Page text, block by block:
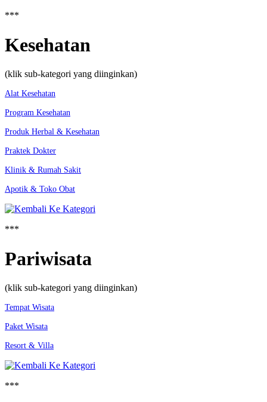
***
Kesehatan
(klik sub-kategori yang diinginkan)
Alat Kesehatan
Program Kesehatan
Produk Herbal & Kesehatan
Praktek Dokter
Klinik & Rumah Sakit
Apotik & Toko Obat
***
Pariwisata
(klik sub-kategori yang diinginkan)
Tempat Wisata
Paket Wisata
Resort & Villa
***